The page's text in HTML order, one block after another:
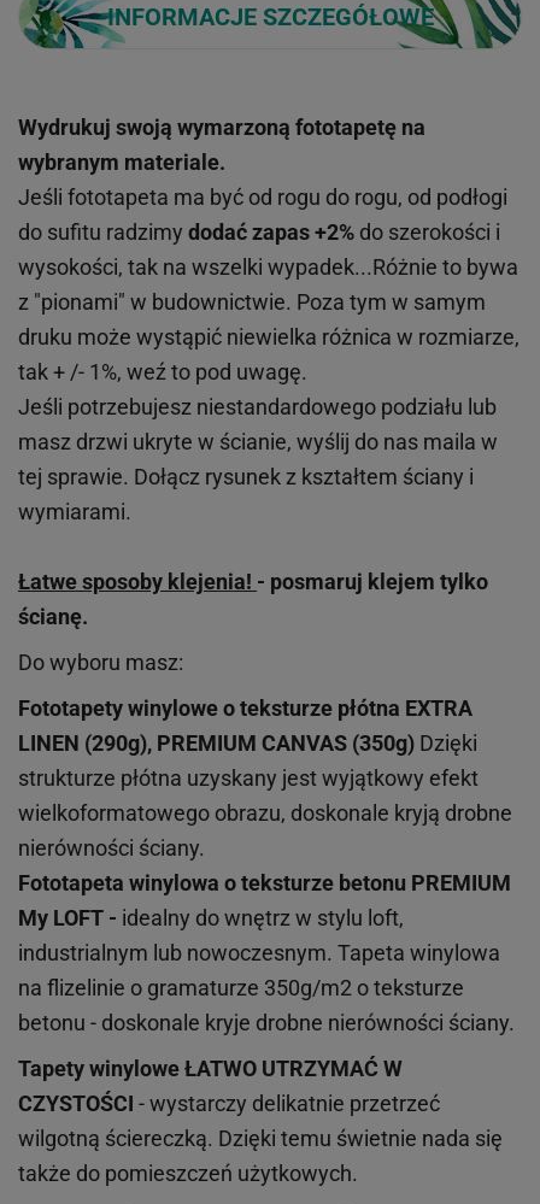
INFORMACJE SZCZEGÓŁOWE
Wydrukuj swoją wymarzoną fototapetę na
wybranym materiale.
Jeśli fototapeta ma być od rogu do rogu, od podłogi
do sufitu radzimy dodać zapas +2% do szerokości i
wysokości, tak na wszelki wypadek...Różnie to bywa
z "pionami" w budownictwie. Poza tym w samym
druku może wystąpić niewielka różnica w rozmiarze,
tak + /- 1%, weź to pod uwagę.
Jeśli potrzebujesz niestandardowego podziału lub
masz drzwi ukryte w ścianie, wyślij do nas maila w
tej sprawie. Dołącz rysunek z kształtem ściany i
wymiarami.
Łatwe sposoby klejenia! - posmaruj klejem tylko
ścianę.
Do wyboru masz:
Fototapety winylowe oteksturze płótna EXTRA
LINEN (290g), PREMIUM CANVAS (350g) Dzięki
strukturze płótna uzyskany jest wyjątkowy efekt
wielkoformatowego obrazu, doskonale kryją drobne
nierówności ściany.
Fototapeta winylowa oteksturze betonu PREMIUM
My LOFT - idealny do wnętrz w stylu loft,
industrialnym lub nowoczesnym. Tapeta winylowa
na flizelinie o gramaturze 350g/m2 o teksturze
betonu - doskonale kryje drobne nierówności ściany.
Tapety winyloweŁATWO UTRZYMAĆ W
CZYSTOŚCI - wystarczy delikatnie przetrzeć
wilgotną ściereczką. Dzięki temu świetnie nada się
także do pomieszczeń użytkowych.